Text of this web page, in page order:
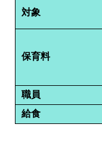
対象
保育料
職員
給食